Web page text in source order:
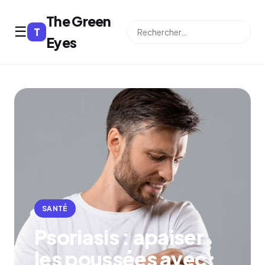
☰ T
The Green
Eyes
SANTÉ
Psoriasis : apaiser
les poussées avec